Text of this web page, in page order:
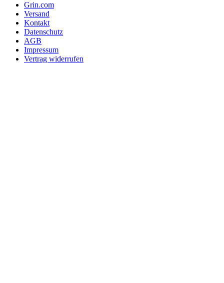
Grin.com
Versand
Kontakt
Datenschutz
AGB
Impressum
Vertrag widerrufen